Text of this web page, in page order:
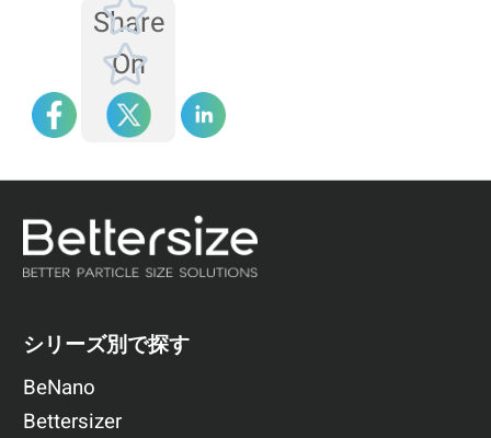
Share
On
シリーズ別で探す
BeNano
Bettersizer